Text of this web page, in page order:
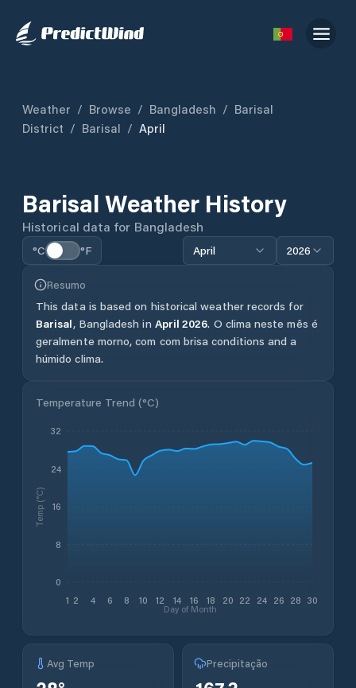
Weather / Browse / Bangladesh / Barisal
District / Barisal / April
Barisal Weather History
Historical data for Bangladesh
°C °F April 2026
Resumo
This data is based on historical weather records for
Barisal, Bangladesh in April 2026. O clima neste mês é
geralmente morno, com com brisa conditions and a
húmido clima.
Temperature Trend (°C)
1 2 4 6 8 10 12 14 16 18 20 22 24 26 28 30
Day of Month
0
8
16
24
32
Temp (°C)
Avg Temp Precipitação